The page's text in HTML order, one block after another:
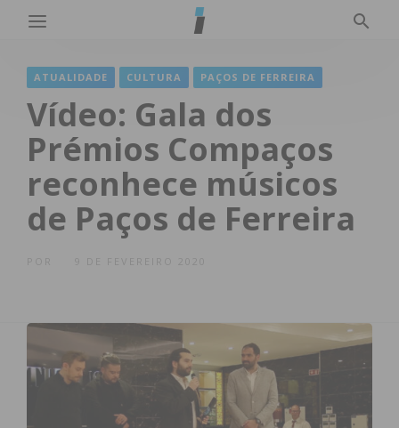
ATUALIDADE CULTURA PAÇOS DE FERREIRA
Vídeo: Gala dos
Prémios Compaços
reconhece músicos
de Paços de Ferreira